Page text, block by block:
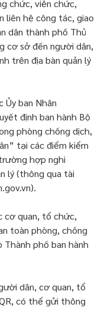
chức, viên chức,
liên hệ công tác, giao
dân thành phố Thủ
cơ sở đến người dân,
trên địa bàn quản lý
ban Nhân
định ban hành Bộ
phòng chống dịch,
tại các điểm kiểm
hợp nghi
lý (thông qua tài
cơ quan, tổ chức,
toàn phòng, chống
phố ban hành
dân, cơ quan, tổ
có thể gửi thông